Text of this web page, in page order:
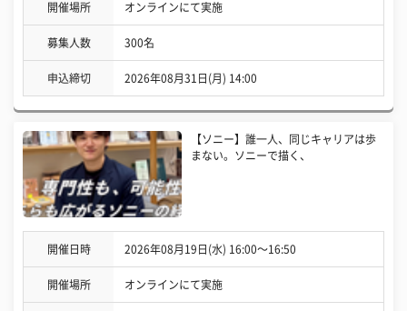
開催場所 オンラインにて実施
募集人数 300名
申込締切 2026年08月31日(月) 14:00
【ソニー】誰一人、同じキャリアは歩
まない。ソニーで描く、
開催日時 2026年08月19日(水) 16:00〜16:50
開催場所 オンラインにて実施